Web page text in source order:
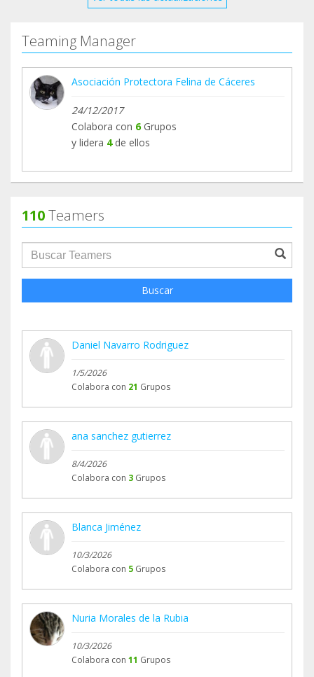
Teaming Manager
Asociación Protectora Felina de Cáceres
24/12/2017
Colabora con 6Grupos
y lidera 4 de ellos
110Teamers
groupProfile.searchForm.search.text???
Buscar
Daniel Navarro Rodriguez
1/5/2026
Colabora con 21 Grupos
ana sanchez gutierrez
8/4/2026
Colabora con 3 Grupos
Blanca Jiménez
10/3/2026
Colabora con 5 Grupos
Nuria Morales de la Rubia
10/3/2026
Colabora con 11 Grupos